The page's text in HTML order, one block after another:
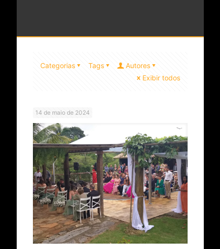
Categorias Tags
Autores
Exibir todos
14 de maio de 2024